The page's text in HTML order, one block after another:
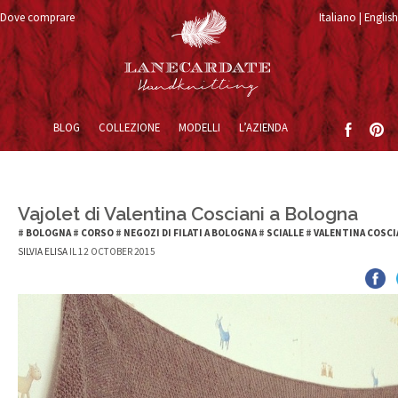
Italiano English
Dove comprare
Vai al contenuto
BLOG COLLEZIONE MODELLI L’AZIENDA
Vajolet di Valentina Cosciani a Bologna
# BOLOGNA# CORSO # NEGOZI DI FILATI A BOLOGNA# SCIALLE # VALENTINA
SILVIA ELISA IL 12 OCTOBER 2015